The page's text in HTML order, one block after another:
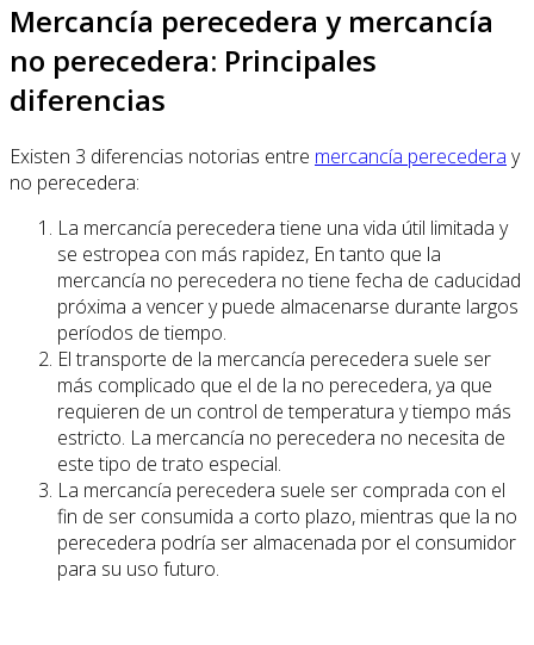
Mercancía perecedera y mercancía
no perecedera: Principales
diferencias
Existen 3 diferencias notorias entre mercancía perecedera y
no perecedera:
La mercancía perecedera tiene una vida útil limitada y
se estropea con más rapidez, En tanto que la
mercancía no perecedera no tiene fecha de caducidad
próxima a vencer y puede almacenarse durante largos
períodos de tiempo.
El transporte de la mercancía perecedera suele ser
más complicado que el de la no perecedera, ya que
requieren de un control de temperatura y tiempo más
estricto. La mercancía no perecedera no necesita de
este tipo de trato especial.
La mercancía perecedera suele ser comprada con el
fin de ser consumida a corto plazo, mientras que la no
perecedera podría ser almacenada por el consumidor
para su uso futuro.